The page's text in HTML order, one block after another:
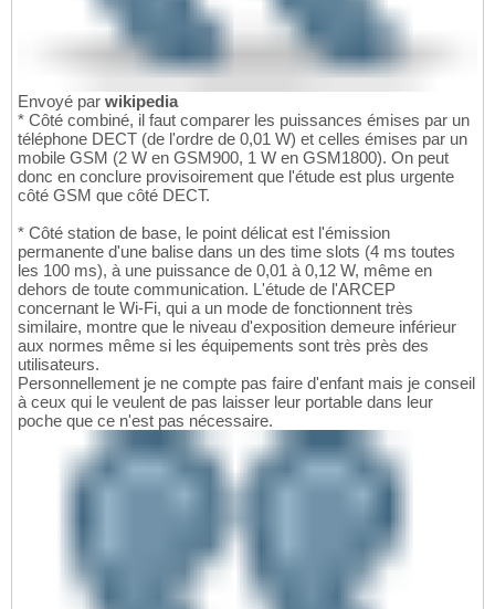
Envoyé par wikipedia
* Côté combiné, il faut comparer les puissances émises par un
téléphone DECT (de l'ordre de 0,01 W) et celles émises par un
mobile GSM (2 W en GSM900, 1 W en GSM1800). On peut
donc en conclure provisoirement que l'étude est plus urgente
côté GSM que côté DECT.
* Côté station de base, le point délicat est l'émission
permanente d'une balise dans un des time slots (4 ms toutes
les 100 ms), à une puissance de 0,01 à 0,12 W, même en
dehors de toute communication. L'étude de l'ARCEP
concernant le Wi-Fi, qui a un mode de fonctionnent très
similaire, montre que le niveau d'exposition demeure inférieur
aux normes même si les équipements sont très près des
utilisateurs.
Personnellement je ne compte pas faire d'enfant mais je conseil
à ceux qui le veulent de pas laisser leur portable dans leur
poche que ce n'est pas nécessaire.